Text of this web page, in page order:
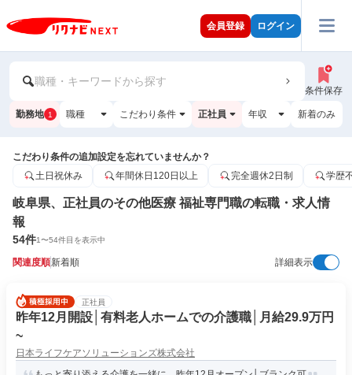
会員登録 ログイン
職種・キーワードから探す
条件保存
勤務地 1 職種 こだわり条件 正社員 年収 新着のみ
こだわり条件の追加設定を忘れていませんか？
土日祝休み
年間休日120日以上 完全週休2日制 学歴
岐阜県、正社員のその他医療 福祉専門職の転職・求人情
報
54件1〜54件目を表示中
関連度順新着順 詳細表示
正社員
昨年12月開設│有料老人ホームでの介護職│月給29.9万円
~
日本ライフケアソリューションズ株式会社